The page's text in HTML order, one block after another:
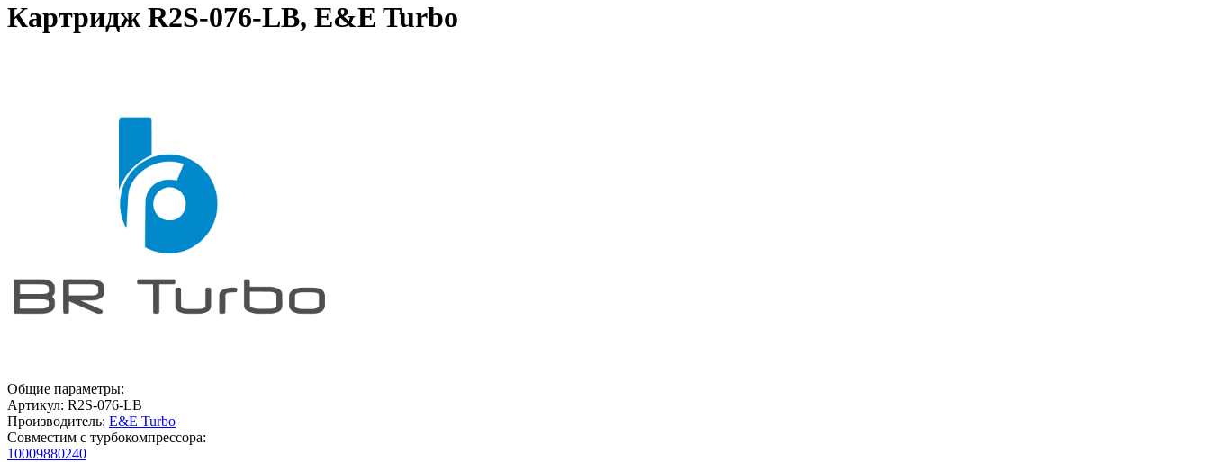
Картридж R2S-076-LB, E&E Turbo
Общие параметры:
Артикул: R2S-076-LB
Производитель: E&E Turbo
Совместим с турбокомпрессора:
10009880240